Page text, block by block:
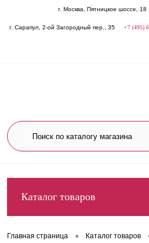
г. Москва, Пятницкое шоссе, 18
г. Сарапул, 2-ой Загородный пер., 35 +7 (495)
Каталог товаров
Главная страница • Каталог товаров